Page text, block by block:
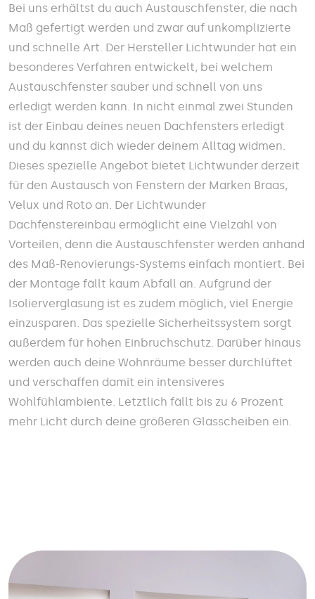
Bei uns erhältst du auch Austauschfenster, die nach
Maß gefertigt werden und zwar auf unkomplizierte
und schnelle Art. Der Hersteller Lichtwunder hat ein
besonderes Verfahren entwickelt, bei welchem
Austauschfenster sauber und schnell von uns
erledigt werden kann. In nicht einmal zwei Stunden
ist der Einbau deines neuen Dachfensters erledigt
und du kannst dich wieder deinem Alltag widmen.
Dieses spezielle Angebot bietet Lichtwunder derzeit
für den Austausch von Fenstern der Marken Braas,
Velux und Roto an. Der Lichtwunder
Dachfenstereinbau ermöglicht eine Vielzahl von
Vorteilen, denn die Austauschfenster werden anhand
des Maß-Renovierungs-Systems einfach montiert. Bei
der Montage fällt kaum Abfall an. Aufgrund der
Isolierverglasung ist es zudem möglich, viel Energie
einzusparen. Das spezielle Sicherheitssystem sorgt
außerdem für hohen Einbruchschutz. Darüber hinaus
werden auch deine Wohnräume besser durchlüftet
und verschaffen damit ein intensiveres
Wohlfühlambiente. Letztlich fällt bis zu 6 Prozent
mehr Licht durch deine größeren Glasscheiben ein.